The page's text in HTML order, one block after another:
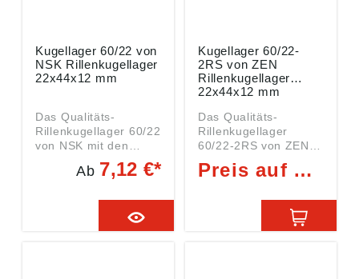
Kugellager 60/22 von
NSK Rillenkugellager
22x44x12 mm
Das Qualitäts-
Rillenkugellager 60/22
von NSK mit den
Abmessungen
22x44x12 mm ist ein
Kugellager Serie
60/22, das beidseitig
Ab 7,12 €*
Kugellager 60/22-
2RS von ZEN
Rillenkugellager
22x44x12 mm
Das Qualitäts-
Rillenkugellager
60/22-2RS von ZEN
22x44x12 mm ist ein
Kugellager Serie
60/22 mit beidseitigen
Dichtscheiben. Daten:
Preis auf Anfrage